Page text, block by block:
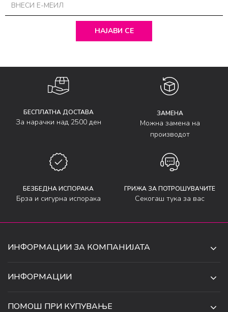
НАЈАВИ СЕ
БЕСПЛАТНА ДОСТАВА
За нарачки над 2500 ден
ЗАМЕНА
Можна замена на
производот
БЕЗБЕДНА ИСПОРАКА
Брза и сигурна испорака
ГРИЖА ЗА ПОТРОШУВАЧИТЕ
Секогаш тука за вас
ИНФОРМАЦИИ ЗА КОМПАНИЈАТА
ИНФОРМАЦИИ
ПОМОШ ПРИ КУПУВАЊЕ